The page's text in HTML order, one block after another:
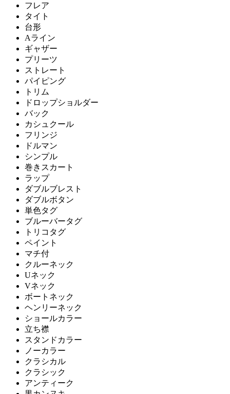
フレア
タイト
台形
Aライン
ギャザー
プリーツ
ストレート
パイピング
トリム
ドロップショルダー
バック
カシュクール
フリンジ
ドルマン
シンプル
巻きスカート
ラップ
ダブルブレスト
ダブルボタン
単色タグ
ブルーバータグ
トリコタグ
ペイント
マチ付
クルーネック
Uネック
Vネック
ボートネック
ヘンリーネック
ショールカラー
立ち襟
スタンドカラー
ノーカラー
クラシカル
クラシック
アンティーク